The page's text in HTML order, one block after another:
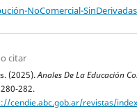
NoComercial-
citar
(2025).Anales De La Educación
282.
cendie.abc.gob.ar/revistas/